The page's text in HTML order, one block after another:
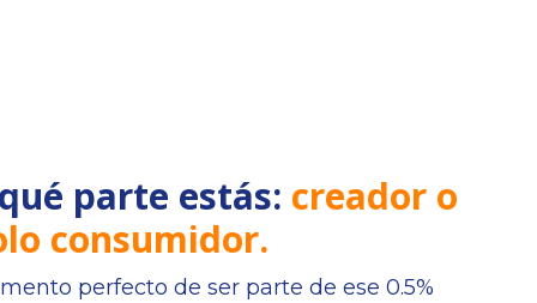
parte estás: creador o
consumidor.
perfecto de ser parte de ese 0.5%